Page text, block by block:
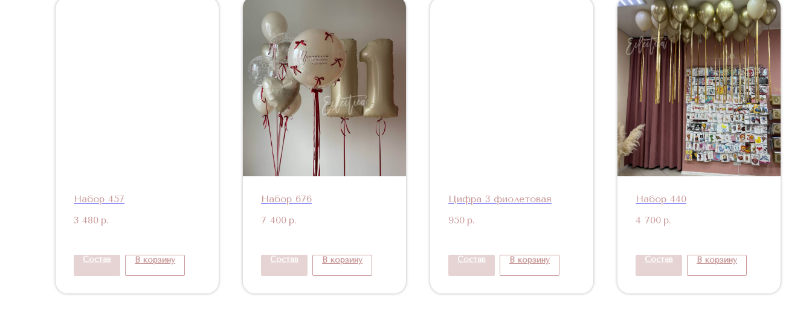
Набор 457
3 480 р.
Состав В корзину
Набор 676
7 400 р.
Состав В корзину
Цифра 3 фиолетовая
950 р.
Состав В корзину
Набор 440
4 700 р.
Состав В корзину